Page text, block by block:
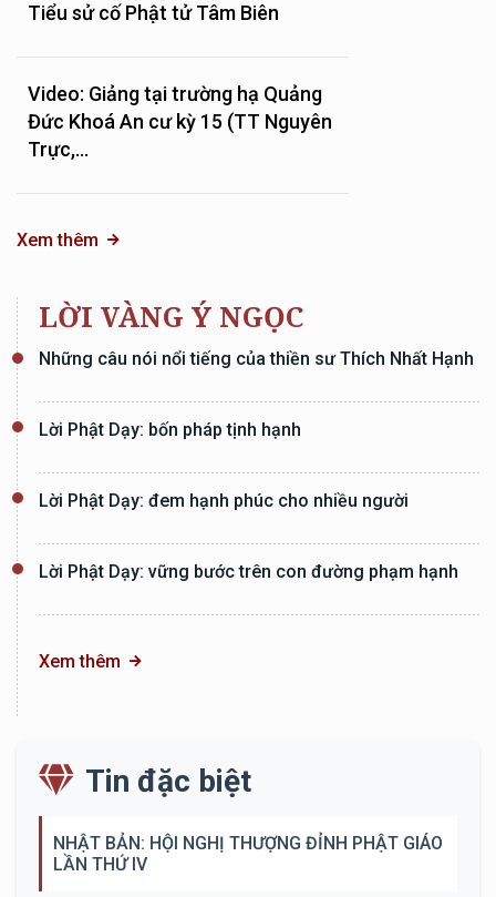
Tiểu sử cố Phật tử Tâm Biên
Video: Giảng tại trường hạ Quảng
Đức Khoá An cư kỳ 15 (TT Nguyên
Trực,...
Xem thêm
LỜI VÀNG Ý NGỌC
Những câu nói nổi tiếng của thiền sư Thích Nhất Hạnh
Lời Phật Dạy: bốn pháp tịnh hạnh
Lời Phật Dạy: đem hạnh phúc cho nhiều người
Lời Phật Dạy: vững bước trên con đường phạm hạnh
Xem thêm
Tin đặc biệt
NHẬT BẢN: HỘI NGHỊ THƯỢNG ĐỈNH PHẬT GIÁO
LẦN THỨ IV